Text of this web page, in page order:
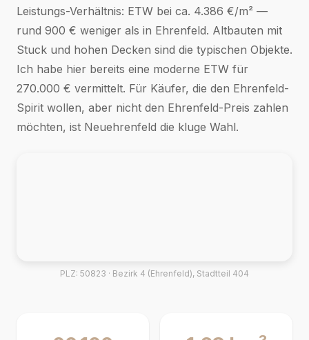
Leistungs-Verhältnis: ETW bei ca. 4.386 €/m² —
rund 900 € weniger als in Ehrenfeld. Altbauten mit
Stuck und hohen Decken sind die typischen Objekte.
Ich habe hier bereits eine moderne ETW für
270.000 € vermittelt. Für Käufer, die den Ehrenfeld-
Spirit wollen, aber nicht den Ehrenfeld-Preis zahlen
möchten, ist Neuehrenfeld die kluge Wahl.
PLZ: 50823 · Bezirk 4 (Ehrenfeld), Stadtteil 404